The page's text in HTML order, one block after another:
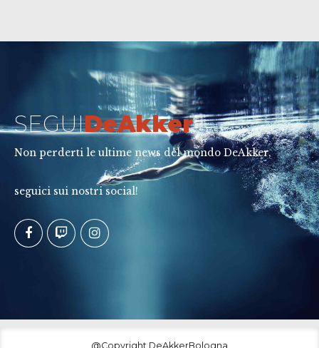
SEGUIDeAkker
Non perderti le ultime news del mondo DeAkker,
seguici sui nostri social!
@Copyright DeAkkerBologna